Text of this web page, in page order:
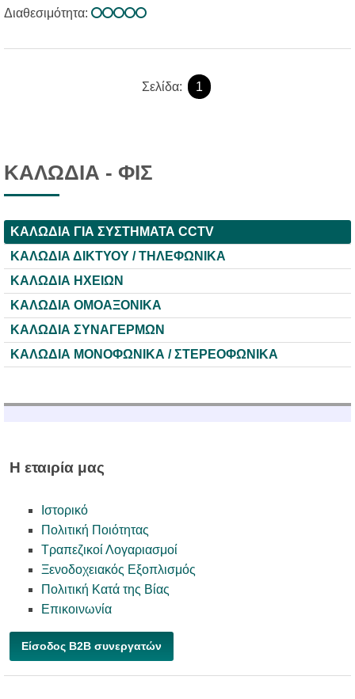
Διαθεσιμότητα:
Σελίδα: 1
ΚΑΛΩΔΙΑ - ΦΙΣ
ΚΑΛΩΔΙΑ ΓΙΑ ΣΥΣΤΗΜΑΤΑ CCTV
ΚΑΛΩΔΙΑ ΔΙΚΤΥΟΥ / ΤΗΛΕΦΩΝΙΚΑ
ΚΑΛΩΔΙΑ ΗΧΕΙΩΝ
ΚΑΛΩΔΙΑ ΟΜΟΑΞΟΝΙΚΑ
ΚΑΛΩΔΙΑ ΣΥΝΑΓΕΡΜΩΝ
ΚΑΛΩΔΙΑ ΜΟΝΟΦΩΝΙΚΑ / ΣΤΕΡΕΟΦΩΝΙΚΑ
Η εταιρία μας
Ιστορικό
Πολιτική Ποιότητας
Τραπεζικοί Λογαριασμοί
Ξενοδοχειακός Εξοπλισμός
Πολιτική Κατά της Βίας
Επικοινωνία
Είσοδος B2B συνεργατών